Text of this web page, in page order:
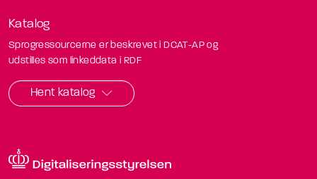
Katalog
Sprogressourcerne er beskrevet i DCAT-AP og
udstilles som linkeddata i RDF
Hent katalog